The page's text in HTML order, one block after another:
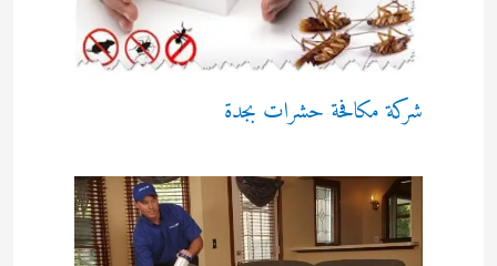
شركة مكافحة حشرات بجدة